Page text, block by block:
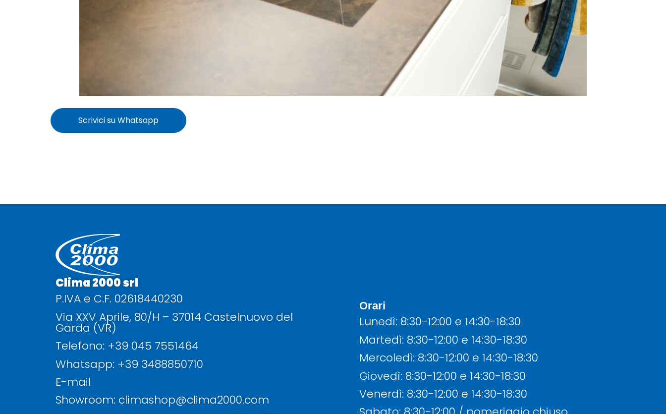
Scrivici su Whatsapp
Clima 2000 srl
P.IVA e C.F. 02618440230
Via XXV Aprile, 80/H – 37014 Castelnuovo del
Garda (VR)
Telefono: +39 045 7551464
Whatsapp: +39 3488850710
E-mail
Showroom: climashop@clima2000.com
Orari
Lunedì: 8:30-12:00 e 14:30-18:30
Martedì: 8:30-12:00 e 14:30-18:30
Mercoledì: 8:30-12:00 e 14:30-18:30
Giovedì: 8:30-12:00 e 14:30-18:30
Venerdì: 8:30-12:00 e 14:30-18:30